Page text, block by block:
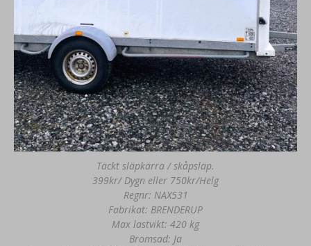
Täckt släpkärra / skåpsläp.
399kr/ Dygn eller 750kr/Helg
Regnr: NAX531
Fabrikat: BRENDERUP
Max lastvikt: 420 kg
Bromsad: Ja